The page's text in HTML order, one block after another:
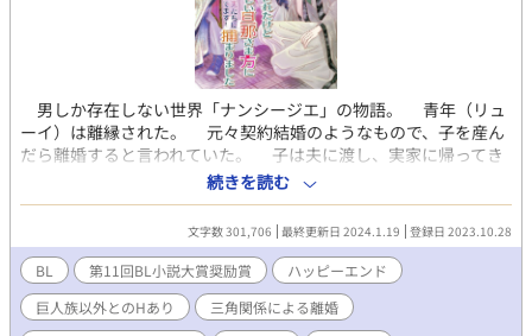
男しか存在しない世界「ナンシージエ」の物語。 青年（リュ
ーイ）は離縁された。 元々契約結婚のようなもので、子を産ん
だら離婚すると言われていた。 子は夫に渡し、実家に帰ってき
た青年は、夫だった者のことを想う。ひどい人だけど、青年はそ
れでも好きだった。 そんな青年に隣国である巨人族の国の貴族
から縁談が舞い込んだ。彼らの国では夫が複数に妻が一人という
のが当たり前だという。 子を産める身体だと証明されたから、
結婚を申し込まれたらしかった。 自分の身体などもうどうでも
いいと投げやりになっていた青年は条件をつけた。 「子が産まれ
るとは限りませんが、絶対に離縁しないという条件であれば嫁ぎ
続きを読む
文字数 301,706 最終更新日 2024.1.19 登録日 2023.10.28
BL 第11回BL小説大賞奨励賞
ハッピーエンド
巨人族以外とのHあり
三角関係による離婚